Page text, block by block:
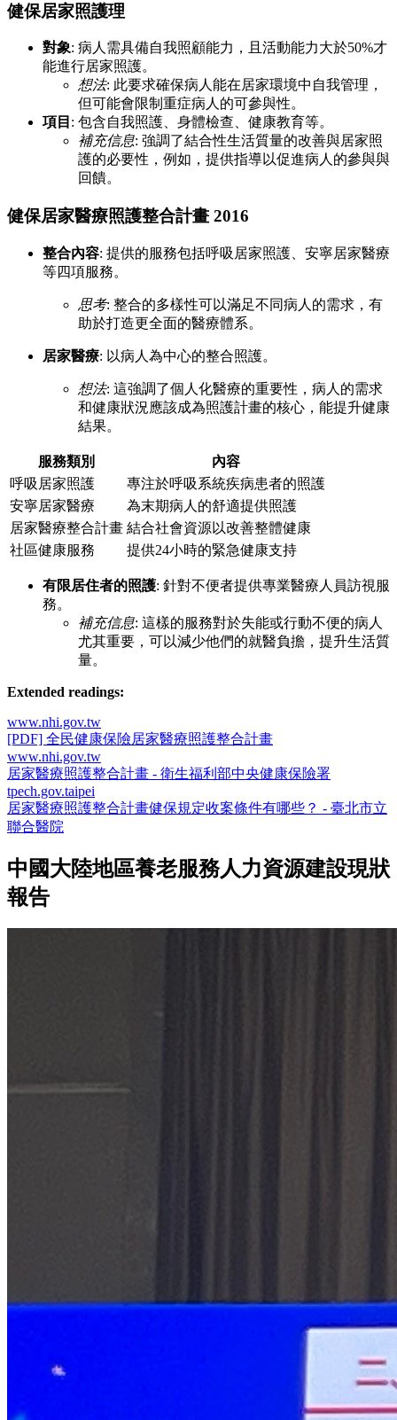
健保居家照護理
對象: 病人需具備自我照顧能力，且活動能力大於50%才
能進行居家照護。
想法: 此要求確保病人能在居家環境中自我管理，
但可能會限制重症病人的可參與性。
項目 : 包含自我照護、身體檢查、健康教育等。
補充信息: 強調了結合性生活質量的改善與居家照
護的必要性，例如，提供指導以促進病人的參與與
回饋。
健保居家醫療照護整合計畫 2016
整合內容: 提供的服務包括呼吸居家照護、安寧居家醫療
等四項服務。
思考: 整合的多樣性可以滿足不同病人的需求，有
助於打造更全面的醫療體系。
居家醫療: 以病人為中心的整合照護。
想法: 這強調了個人化醫療的重要性，病人的需求
和健康狀況應該成為照護計畫的核心，能提升健康
結果。
服務類別
內容
呼吸居家照護
專注於呼吸系統疾病患者的照護
安寧居家醫療
為末期病人的舒適提供照護
居家醫療整合計畫 結合社會資源以改善整體健康
社區健康服務
提供24小時的緊急健康支持
有限居住者的照護: 針對不便者提供專業醫療人員訪視服
務。
補充信息: 這樣的服務對於失能或行動不便的病人
尤其重要，可以減少他們的就醫負擔，提升生活質
量。
Extended readings:
www.nhi.gov.tw
[PDF] 全民健康保險居家醫療照護整合計畫
www.nhi.gov.tw
居家醫療照護整合計畫 - 衛生福利部中央健康保險署
tpech.gov.taipei
居家醫療照護整合計畫健保規定收案條件有哪些？ - 臺北市立
聯合醫院
中國大陸地區養老服務人力資源建設現狀
報告